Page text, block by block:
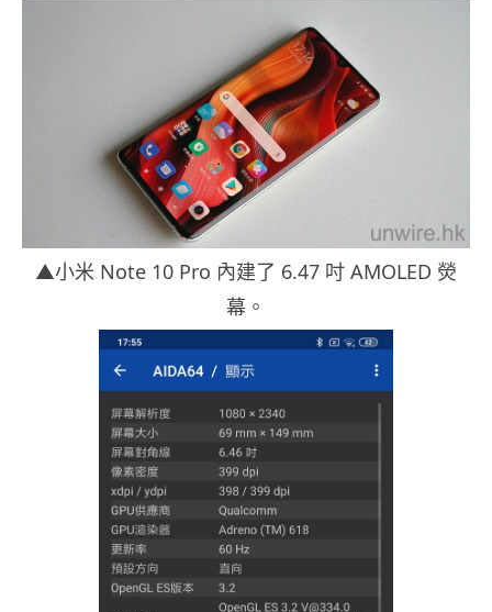
▲小米 Note 10 Pro 內建了 6.47 吋 AMOLED 熒
幕。